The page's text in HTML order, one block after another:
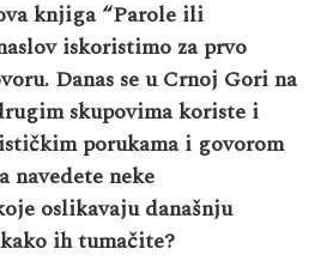
knjiga “Parole ili
iskoristimo za prvo
Danas se u Crnoj Gori na
skupovima koriste i
porukama i govorom
navedete neke
oslikavaju današnju
ih tumačite?